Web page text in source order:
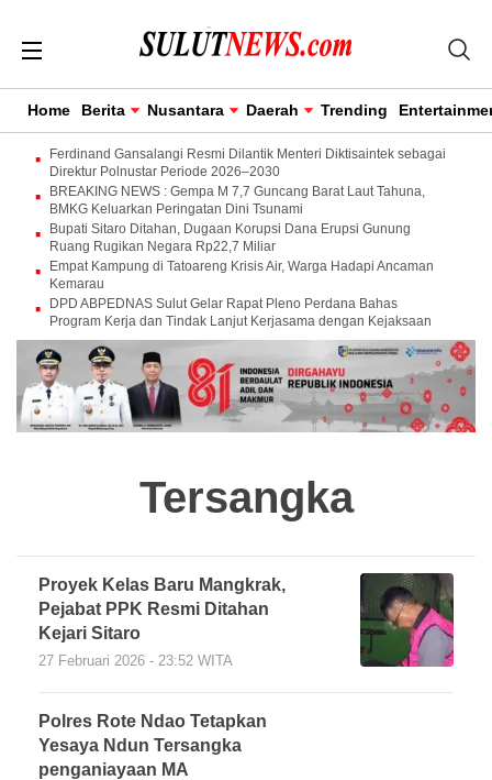
Home Berita Nusantara Daerah Trending
Ferdinand Gansalangi Resmi Dilantik Menteri Diktisaintek sebagai
Direktur Polnustar Periode 2026–2030
BREAKING NEWS : Gempa M 7,7 Guncang Barat Laut Tahuna,
BMKG Keluarkan Peringatan Dini Tsunami
Bupati Sitaro Ditahan, Dugaan Korupsi Dana Erupsi Gunung
Ruang Rugikan Negara Rp22,7 Miliar
Empat Kampung di Tatoareng Krisis Air, Warga Hadapi Ancaman
Kemarau
DPD ABPEDNAS Sulut Gelar Rapat Pleno Perdana Bahas
Program Kerja dan Tindak Lanjut Kerjasama dengan Kejaksaan
Tersangka
Proyek Kelas Baru Mangkrak,
Pejabat PPK Resmi Ditahan
Kejari Sitaro
27 Februari 2026 - 23:52 WITA
Polres Rote Ndao Tetapkan
Yesaya Ndun Tersangka
penganiayaan MA